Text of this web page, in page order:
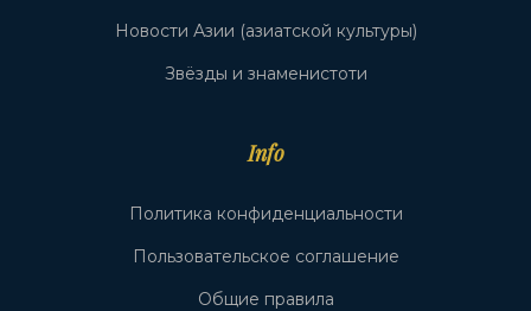
Новости Азии (азиатской культуры)
Звёзды и знаменистоти
Info
Политика конфиденциальности
Пользовательское соглашение
Общие правила